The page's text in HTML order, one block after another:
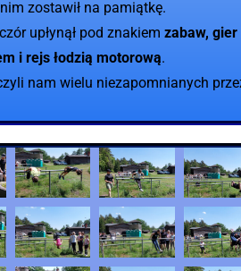
zostawił na pamiątkę.
upłynął pod znakiem zabaw,
i rejs łodzią motorową.
nam wielu niezapomnianych